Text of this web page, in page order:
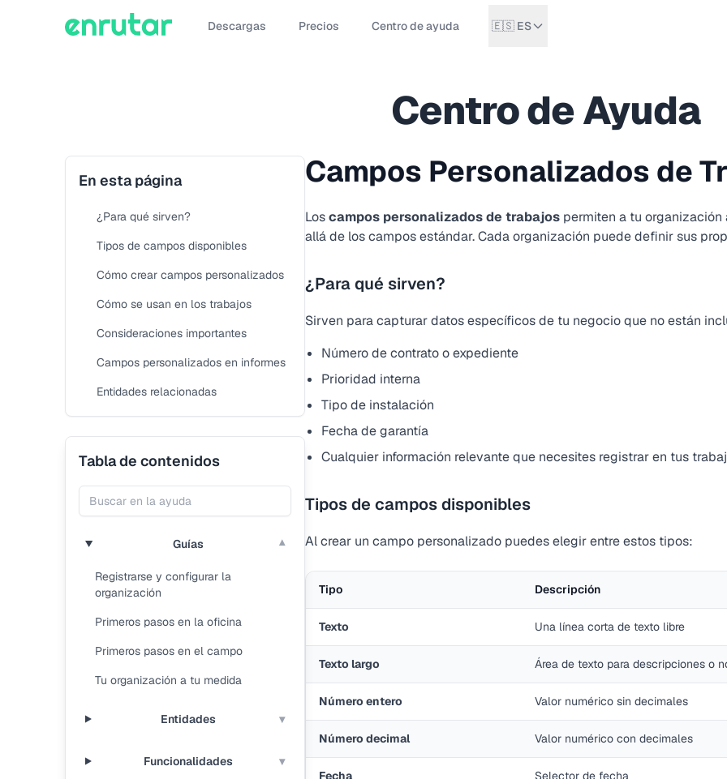
Descargas Precios Centro de ayuda 🇪🇸 ES
Centro de Ayuda
En esta página
¿Para qué sirven?
Tipos de campos disponibles
Cómo crear campos personalizados
Cómo se usan en los trabajos
Consideraciones importantes
Campos personalizados en informes
Entidades relacionadas
Tabla de contenidos
Guías ▾
Registrarse y configurar la
organización
Primeros pasos en la oficina
Primeros pasos en el campo
Tu organización a tu medida
Entidades ▾
Funcionalidades ▾
Campos Personalizados de
Loscampos personalizados de trabajos permiten a tu
allá de los campos estándar. Cada organización puede definir sus
¿Para qué sirven?
Sirven para capturar datos específicos de tu negocio que no están
Número de contrato o expediente
Prioridad interna
Tipo de instalación
Fecha de garantía
Cualquier información relevante que necesites registrar en tus
Tipos de campos disponibles
Al crear un campo personalizado puedes elegir entre estos tipos:
Tipo Descripción
Texto Una línea corta de texto libre
Texto largo Área de texto para descripciones o
Número entero Valor numérico sin decimales
Número decimal Valor numérico con decimales
Fecha Selector de fecha